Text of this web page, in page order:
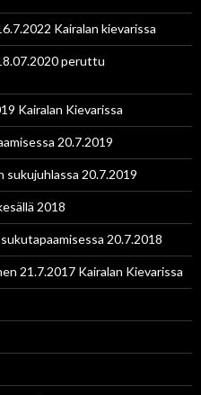
Kairalan kievarissa
peruttu
Kairalan Kievarissa
20.7.2019
sukujuhlassa 20.7.2019
2018
20.7.2018
21.7.2017 Kairalan Kievarissa